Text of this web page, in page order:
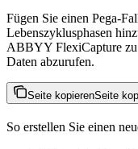
Fügen Sie einen Pega-
Lebenszyklusphasen
ABBYY FlexiCapture zu
Daten abzurufen.
Seite kopierenSeite
So erstellen Sie einen